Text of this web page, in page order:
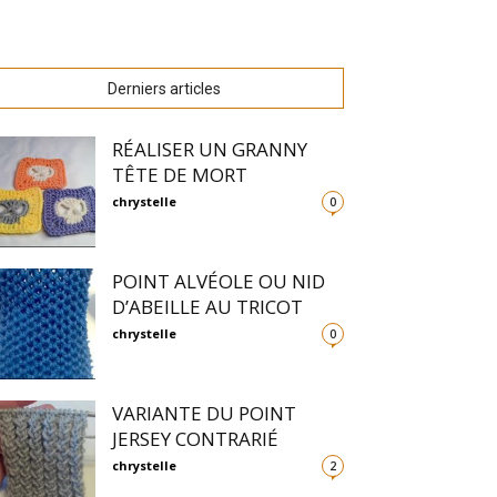
Derniers articles
RÉALISER UN GRANNY
TÊTE DE MORT
chrystelle 0
POINT ALVÉOLE OU NID
D’ABEILLE AU TRICOT
chrystelle 0
VARIANTE DU POINT
JERSEY CONTRARIÉ
chrystelle 2